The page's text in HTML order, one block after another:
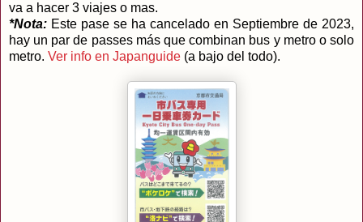
va a hacer 3 viajes o mas.
*Nota: Este pase se ha cancelado en Septiembre de 2023,
hay un par de passes más que combinan bus y metro o solo
metro. Ver info en Japanguide (a bajo del todo).